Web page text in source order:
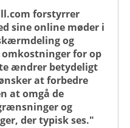
forstyrrer
sine online møder i
og
for op
ændrer betydeligt
at forbedre
at omgå de
og
der typisk ses."